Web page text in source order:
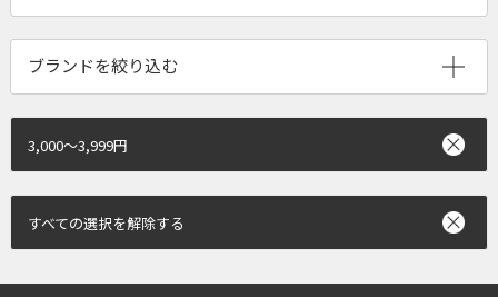
ブランドを絞り込む
3,000～3,999円
すべての選択を解除する